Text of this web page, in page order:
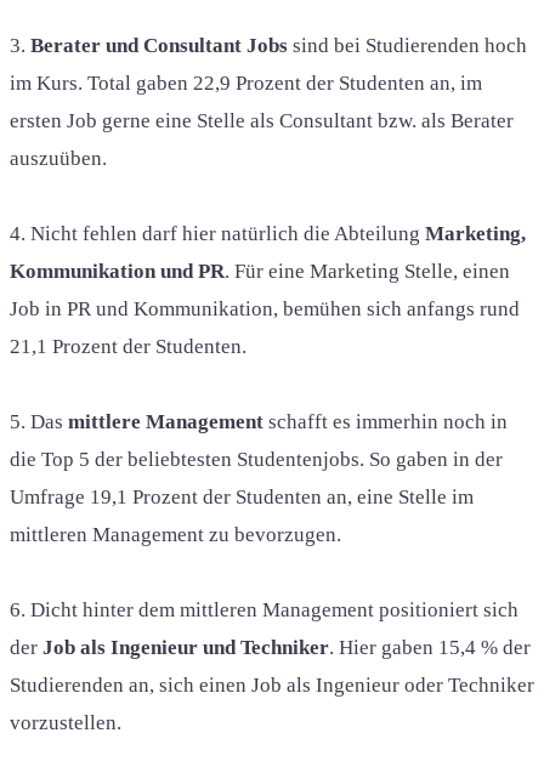
3. Berater und Consultant Jobs sind bei Studierenden hoch
im Kurs. Total gaben 22,9 Prozent der Studenten an, im
ersten Job gerne eine Stelle als Consultant bzw. als Berater
auszuüben.
4. Nicht fehlen darf hier natürlich die Abteilung Marketing,
Kommunikation und PR. Für eine Marketing Stelle, einen
Job in PR und Kommunikation, bemühen sich anfangs rund
21,1 Prozent der Studenten.
5. Das mittlere Management schafft es immerhin noch in
die Top 5 der beliebtesten Studentenjobs. So gaben in der
Umfrage 19,1 Prozent der Studenten an, eine Stelle im
mittleren Management zu bevorzugen.
6. Dicht hinter dem mittleren Management positioniert sich
der Job als Ingenieur und Techniker. Hier gaben 15,4 % der
Studierenden an, sich einen Job als Ingenieur oder Techniker
vorzustellen.